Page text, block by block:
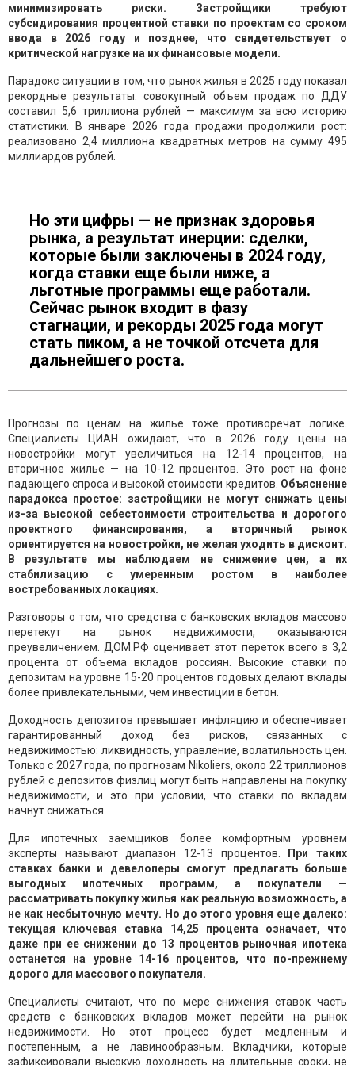
минимизировать риски. Застройщики требуют
субсидирования процентной ставки по проектам со сроком
ввода в 2026 году и позднее, что свидетельствует о
критической нагрузке на их финансовые модели.
Парадокс ситуации в том, что рынок жилья в 2025 году показал
рекордные результаты: совокупный объем продаж по ДДУ
составил 5,6 триллиона рублей — максимум за всю историю
статистики. В январе 2026 года продажи продолжили рост:
реализовано 2,4 миллиона квадратных метров на сумму 495
миллиардов рублей.
Но эти цифры — не признак здоровья
рынка, а результат инерции: сделки,
которые были заключены в 2024 году,
когда ставки еще были ниже, а
льготные программы еще работали.
Сейчас рынок входит в фазу
стагнации, и рекорды 2025 года могут
стать пиком, а не точкой отсчета для
дальнейшего роста.
Прогнозы по ценам на жилье тоже противоречат логике.
Специалисты ЦИАН ожидают, что в 2026 году цены на
новостройки могут увеличиться на 12-14 процентов, на
вторичное жилье — на 10-12 процентов. Это рост на фоне
падающего спроса и высокой стоимости кредитов. Объяснение
парадокса простое: застройщики не могут снижать цены
из-за высокой себестоимости строительства и дорогого
проектного финансирования, а вторичный рынок
ориентируется на новостройки, не желая уходить в дисконт.
В результате мы наблюдаем не снижение цен, а их
стабилизацию с умеренным ростом в наиболее
востребованных локациях.
Разговоры о том, что средства с банковских вкладов массово
перетекут на рынок недвижимости, оказываются
преувеличением. ДОМ.РФ оценивает этот переток всего в 3,2
процента от объема вкладов россиян. Высокие ставки по
депозитам на уровне 15-20 процентов годовых делают вклады
более привлекательными, чем инвестиции в бетон.
Доходность депозитов превышает инфляцию и обеспечивает
гарантированный доход без рисков, связанных с
недвижимостью: ликвидность, управление, волатильность цен.
Только с 2027 года, по прогнозам Nikoliers, около 22 триллионов
рублей с депозитов физлиц могут быть направлены на покупку
недвижимости, и это при условии, что ставки по вкладам
начнут снижаться.
Для ипотечных заемщиков более комфортным уровнем
эксперты называют диапазон 12-13 процентов.
При таких
ставках банки и девелоперы смогут предлагать больше
выгодных ипотечных программ, а покупатели —
рассматривать покупку жилья как реальную возможность, а
не как несбыточную мечту. Но до этого уровня еще далеко:
текущая ключевая ставка 14,25 процента означает, что
даже при ее снижении до 13 процентов рыночная ипотека
останется на уровне 14-16 процентов, что по-прежнему
дорого для массового покупателя.
Специалисты считают, что по мере снижения ставок часть
средств с банковских вкладов может перейти на рынок
недвижимости. Но этот процесс будет медленным и
постепенным, а не лавинообразным. Вкладчики, которые
зафиксировали высокую доходность на длительные сроки, не